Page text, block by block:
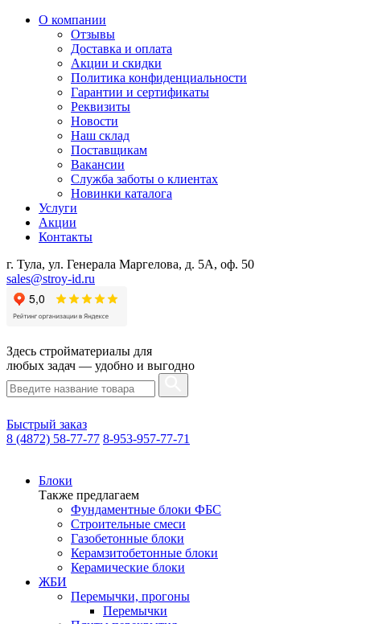
О компании
Отзывы
Доставка и оплата
Акции и скидки
Политика конфиденциальности
Гарантии и сертификаты
Реквизиты
Новости
Наш склад
Поставщикам
Вакансии
Служба заботы о клиентах
Новинки каталога
Услуги
Акции
Контакты
г. Тула, ул. Генерала Маргелова, д. 5А, оф. 50
sales@stroy-id.ru
Здесь стройматериалы для
любых задач — удобно и выгодно
Быстрый заказ
8 (4872) 58-77-77 8-953-957-77-71
Блоки
Также предлагаем
Фундаментные блоки ФБС
Строительные смеси
Газобетонные блоки
Керамзитобетонные блоки
Керамические блоки
ЖБИ
Перемычки, прогоны
Перемычки